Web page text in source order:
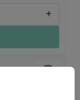
+